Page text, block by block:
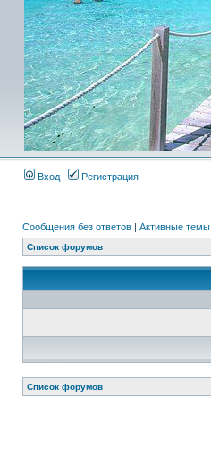
Вход Регистрация
Сообщения без ответов | Активные темы
Список форумов
Список форумов